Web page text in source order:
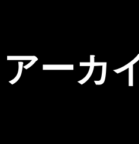
ーカ